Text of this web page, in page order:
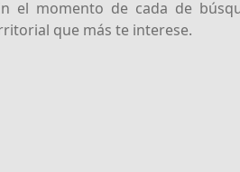
el momento de cada de
que más te interese.